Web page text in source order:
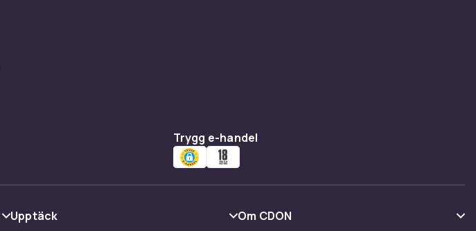
Trygg e-handel
Upptäck
Om CDON